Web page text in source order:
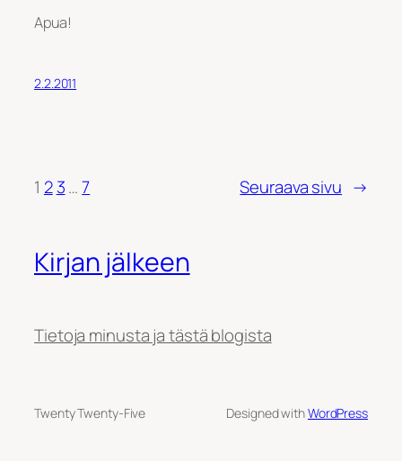
Apua!
2.2.2011
1 2 3… 7 Seuraava sivu →
Kirjan jälkeen
Tietoja minusta ja tästä blogista
Twenty Twenty-Five Designed withWordPress